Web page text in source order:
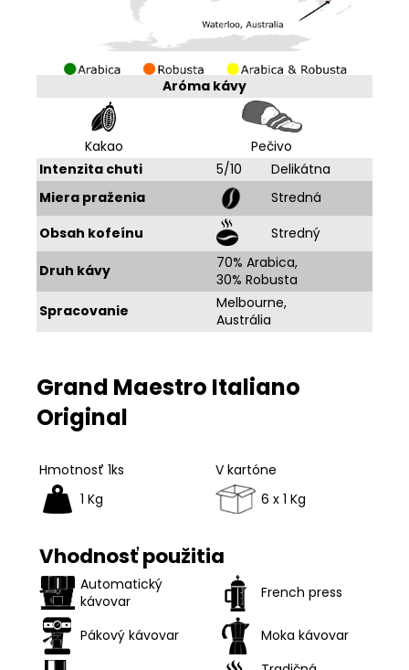
Aróma kávy
Kakao
Pečivo
Intenzita chuti
5/10
Delikátna
Miera praženia
Stredná
Obsah kofeínu
Stredný
Druh kávy
70% Arabica,
30% Robusta
Spracovanie
Melbourne,
Austrália
Grand Maestro Italiano
Original
Hmotnosť 1ks
V kartóne
1 Kg
6 x 1 Kg
Vhodnosť použitia
Automatický
kávovar
French press
Pákový kávovar Moka kávovar